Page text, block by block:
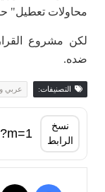
محاولات تعطيل"
لكن مشروع
ضده.
التصنيفات: عربي
نسخ
الرابط